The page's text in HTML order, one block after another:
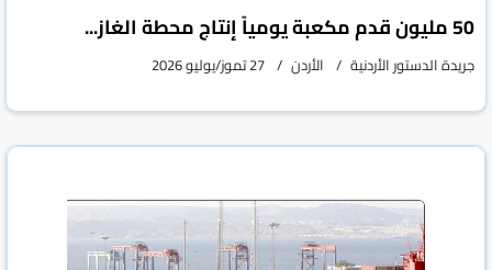
50 مليون قدم مكعبة يومياً إنتاج محطة الغاز...
جريدة الدستور الأردنية الأردن 27 تموز/يوليو 2026